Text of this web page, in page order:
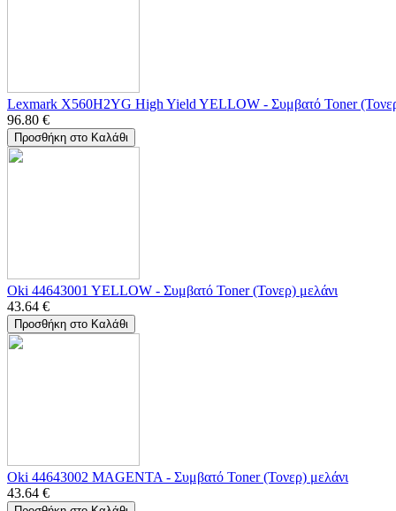
Lexmark X560H2YG High Yield YELLOW - Συμβατό Toner
96.80 €
Προσθήκη στο Καλάθι
Oki 44643001 YELLOW - Συμβατό Toner (Τονερ) μελάνι
43.64 €
Προσθήκη στο Καλάθι
Oki 44643002 MAGENTA - Συμβατό Toner (Τονερ) μελάνι
43.64 €